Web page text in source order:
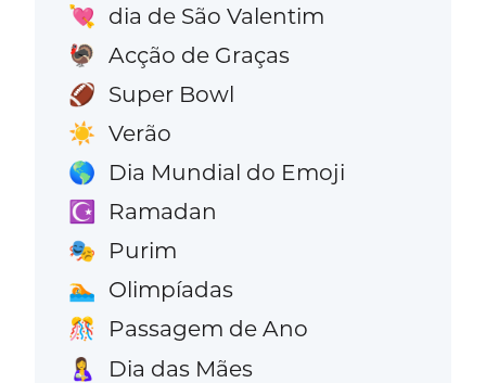
💘 dia de São Valentim
🦃 Acção de Graças
🏈 Super Bowl
☀️ Verão
🌎 Dia Mundial do Emoji
☪️ Ramadan
🎭 Purim
🏊 Olimpíadas
🎊 Passagem de Ano
🤱 Dia das Mães